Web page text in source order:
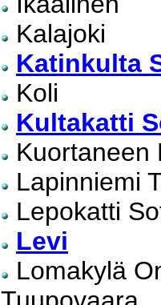
Kalajoki
Katinkulta
Koli
Kultakatti
Kuortaneen
Lapinniemi
Lepokatti
Levi
Lomakylä